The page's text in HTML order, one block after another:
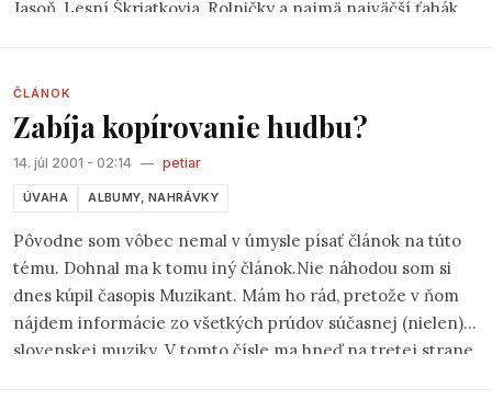
Jasoň, Lesní Škriatkovia, Rolničky a najmä najväčší ťahák
ČLÁNOK
Zabíja kopírovanie hudbu?
14. júl 2001 - 02:14 — petiar
ÚVAHA ALBUMY, NAHRÁVKY
Pôvodne som vôbec nemal v úmysle písať článok na túto
tému. Dohnal ma k tomu iný článok.Nie náhodou som si
dnes kúpil časopis Muzikant. Mám ho rád, pretože v ňom
nájdem informácie zo všetkých prúdov súčasnej (nielen)
slovenskej muziky. V tomto čísle ma hneď na tretej strane